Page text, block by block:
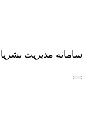
سامانه مدیریت